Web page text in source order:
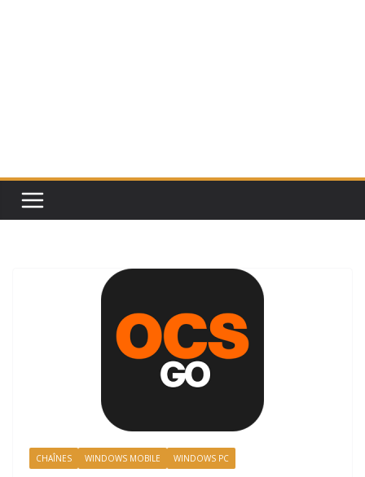
CHAÎNES WINDOWS MOBILE WINDOWS PC